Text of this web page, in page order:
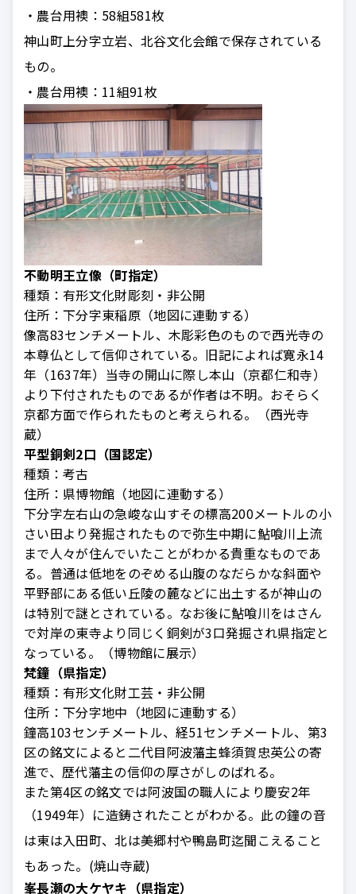
・農台用襖：58組581枚
神山町上分字立岩、北谷文化会館で保存されている
もの。
・ 農台用襖：11組91枚
不動明王立像（町指定）
種類： 有形文化財彫刻・非公開
住所： 下分字東稲原（地図に連動する）
像高83センチメートル、木彫彩色のもので西光寺の
本尊仏として信仰されている。旧記によれば寛永14
年（1637年）当寺の開山に際し本山（京都仁和寺）
より下付されたものであるが作者は不明。おそらく
京都方面で作られたものと考えられる。（西光寺
蔵）
平型銅剣2口（国認定）
種類： 考古
住所： 県博物館（地図に連動する）
下分字左右山の急峻な山すその標高200メートルの小
さい田より発掘されたもので弥生中期に鮎喰川上流
まで人々が住んでいたことがわかる貴重なものであ
る。普通は低地をのぞめる山腹のなだらかな斜面や
平野部にある低い丘陵の麓などに出土するが神山の
は特別で謎とされている。なお後に鮎喰川をはさん
で対岸の東寺より同じく銅剣が3口発掘され県指定と
なっている。（博物館に展示）
梵鐘（県指定）
種類： 有形文化財工芸・非公開
住所： 下分字地中（地図に連動する）
鐘高103センチメートル、経51センチメートル、第3
区の銘文によると二代目阿波藩主蜂須賀忠英公の寄
進で、歴代藩主の信仰の厚さがしのばれる。
また第4区の銘文では阿波国の職人により慶安2年
（1949年）に造鋳されたことがわかる。此の鐘の音
は東は入田町、北は美郷村や鴨島町迄聞こえること
もあった。(焼山寺蔵)
峯長瀬の大ケヤキ（県指定）